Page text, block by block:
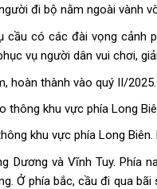
đi bộ nằm ngoài vành
có các đài vọng cảnh
vụ người dân vui chơi,
hoàn thành vào quý II/
khu vực phía Long Biên.
Dương và Vĩnh Tuy. Phía
Ở phía bắc, cầu đi qua